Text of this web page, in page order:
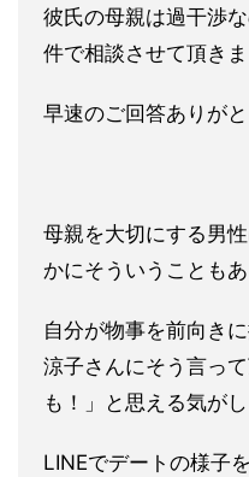
彼氏の母親は過干渉
件で相談させて頂きま
早速のご回答ありが
母親を大切にする男
かにそういうこと も
自分が物事を前向き
涼子さんにそう言っ
も！」と思える気がし
LINEでデートの様子